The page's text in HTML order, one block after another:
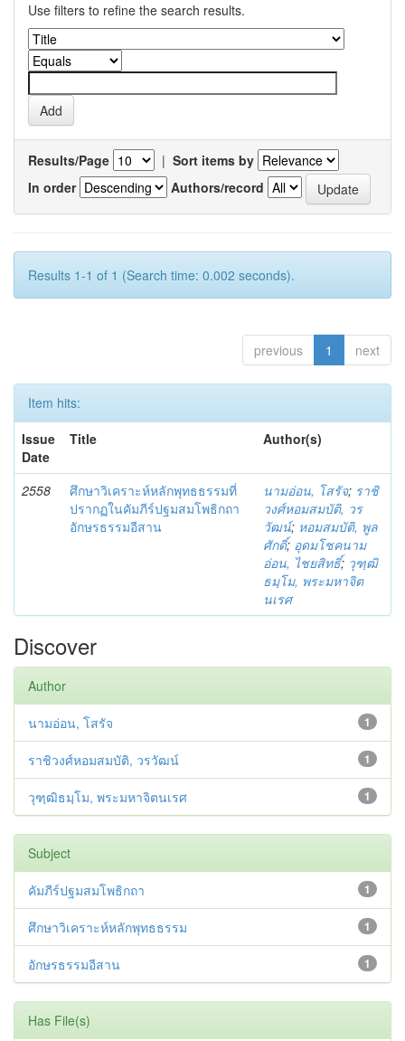
Use filters to refine the search results.
Results/Page | Sort items by
In order
Authors/record
Results 1-1 of 1 (Search time: 0.002 seconds).
previous 1 next
Item hits:
Issue
Date
Title Author(s)
2558
ศึกษาวิเคราะห์หลักพุทธธรรมที่
ปรากฏในคัมภีร์ปฐมสมโพธิกถา
อักษรธรรมอีสาน
นามอ่อน, โสรัจ; ราชิ
วงศ์หอมสมบัติ, วร
วัฒน์; หอมสมบัติ, พูล
ศักดิ์; อุดมโชคนาม
อ่อน, ไชยสิทธิ์; วุฑฺฒิ
ธมฺโม, พระมหาจิต
นเรศ
Discover
Author
1
นามอ่อน, โสรัจ
1
ราชิวงศ์หอมสมบัติ, วรวัฒน์
1
วุฑฺฒิธมฺโม, พระมหาจิตนเรศ
Subject
1
คัมภีร์ปฐมสมโพธิกถา
1
ศึกษาวิเคราะห์หลักพุทธธรรม
1
อักษรธรรมอีสาน
Has File(s)